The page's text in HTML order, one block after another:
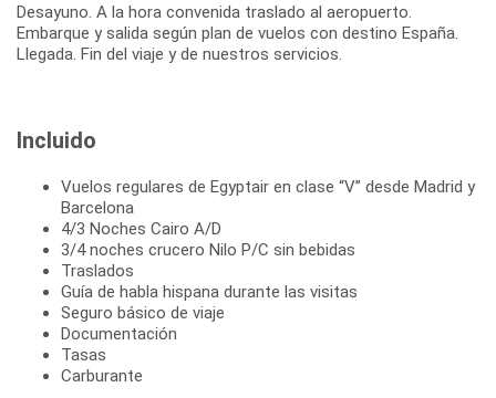
Desayuno. A la hora convenida traslado al aeropuerto.
Embarque y salida según plan de vuelos con destino España.
Llegada. Fin del viaje y de nuestros servicios.
Incluido
Vuelos regulares de Egyptair en clase “V” desde Madrid y
Barcelona
4/3 Noches Cairo A/D
3/4 noches crucero Nilo P/C sin bebidas
Traslados
Guía de habla hispana durante las visitas
Seguro básico de viaje
Documentación
Tasas
Carburante